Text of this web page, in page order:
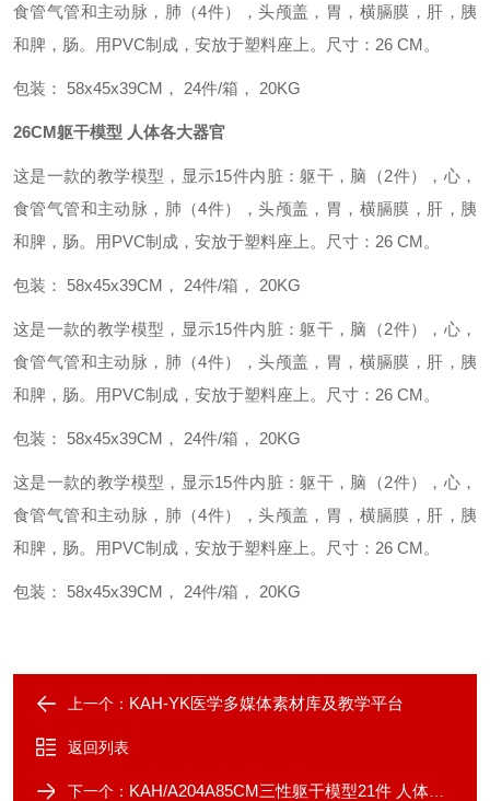
食管气管和主动脉，肺（4件），头颅盖，胃，横膈膜，肝，胰
和脾，肠。用PVC制成，安放于塑料座上。尺寸：26 CM。
包装： 58x45x39CM， 24件/箱， 20KG
26CM躯干模型 人体各大器官
这是一款的教学模型，显示15件内脏：躯干，脑（2件），心，
食管气管和主动脉，肺（4件），头颅盖，胃，横膈膜，肝，胰
和脾，肠。用PVC制成，安放于塑料座上。尺寸：26 CM。
包装： 58x45x39CM， 24件/箱， 20KG
这是一款的教学模型，显示15件内脏：躯干，脑（2件），心，
食管气管和主动脉，肺（4件），头颅盖，胃，横膈膜，肝，胰
和脾，肠。用PVC制成，安放于塑料座上。尺寸：26 CM。
包装： 58x45x39CM， 24件/箱， 20KG
这是一款的教学模型，显示15件内脏：躯干，脑（2件），心，
食管气管和主动脉，肺（4件），头颅盖，胃，横膈膜，肝，胰
和脾，肠。用PVC制成，安放于塑料座上。尺寸：26 CM。
包装： 58x45x39CM， 24件/箱， 20KG
上一个： KAH-YK医学多媒体素材库及教学平台
返回列表
下一个： KAH/A204A85CM三性躯干模型21件 人体各大器官